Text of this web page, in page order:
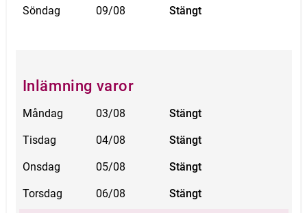
Söndag 09/08 Stängt
Inlämning varor
Måndag 03/08 Stängt
Tisdag 04/08 Stängt
Onsdag 05/08 Stängt
Torsdag 06/08 Stängt